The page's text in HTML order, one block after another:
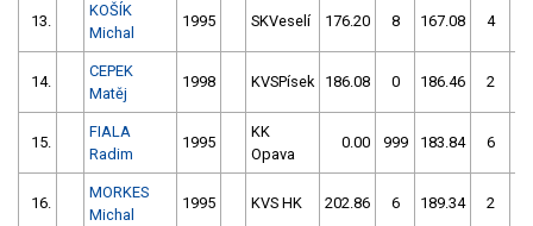
13.
KOŠÍK
Michal
1995 SKVeselí 176.20 8 167.08 4
14.
CEPEK
Matěj
1998 KVSPísek 186.08 0 186.46 2
15.
FIALA
Radim
1995
KK
Opava
0.00 999 183.84 6
16.
MORKES
Michal
1995 KVS HK 202.86 6 189.34 2